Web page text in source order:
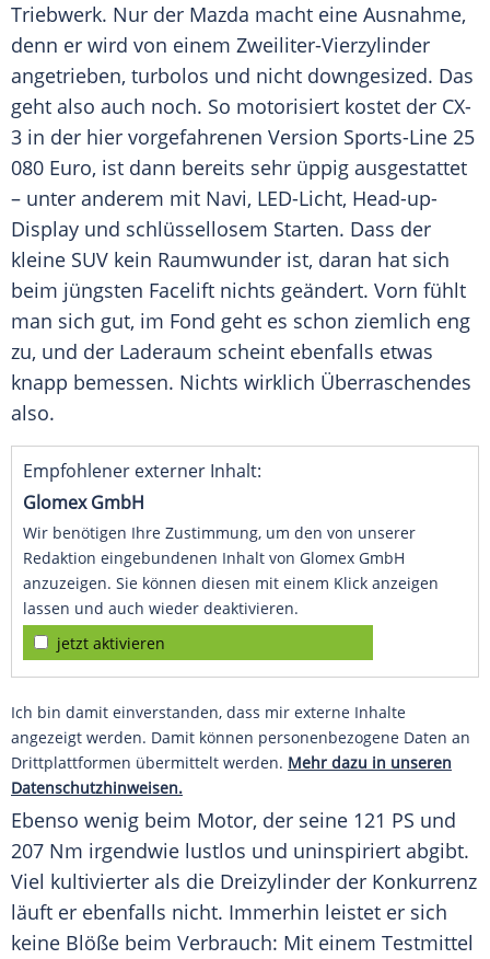
Triebwerk. Nur der Mazda macht eine Ausnahme,
denn er wird von einem Zweiliter-Vierzylinder
angetrieben, turbolos und nicht downgesized. Das
geht also auch noch. So motorisiert kostet der CX-
3 in der hier vorgefahrenen Version Sports-Line 25
080 Euro, ist dann bereits sehr üppig ausgestattet
– unter anderem mit Navi, LED-Licht, Head-up-
Display und schlüssellosem Starten. Dass der
kleine SUV kein Raumwunder ist, daran hat sich
beim jüngsten Facelift nichts geändert. Vorn fühlt
man sich gut, im Fond geht es schon ziemlich eng
zu, und der Laderaum scheint ebenfalls etwas
knapp bemessen. Nichts wirklich Überraschendes
also.
Empfohlener externer Inhalt:
Glomex GmbH
Wir benötigen Ihre Zustimmung, um den von unserer
Redaktion eingebundenen Inhalt von Glomex GmbH
anzuzeigen. Sie können diesen mit einem Klick anzeigen
lassen und auch wieder deaktivieren.
jetzt aktivieren
Ich bin damit einverstanden, dass mir externe Inhalte
angezeigt werden. Damit können personenbezogene Daten an
Drittplattformen übermittelt werden. Mehr dazu in unseren
Datenschutzhinweisen.
Ebenso wenig beim Motor, der seine 121 PS und
207 Nm irgendwie lustlos und uninspiriert abgibt.
Viel kultivierter als die Dreizylinder der Konkurrenz
läuft er ebenfalls nicht. Immerhin leistet er sich
keine Blöße beim Verbrauch: Mit einem Testmittel